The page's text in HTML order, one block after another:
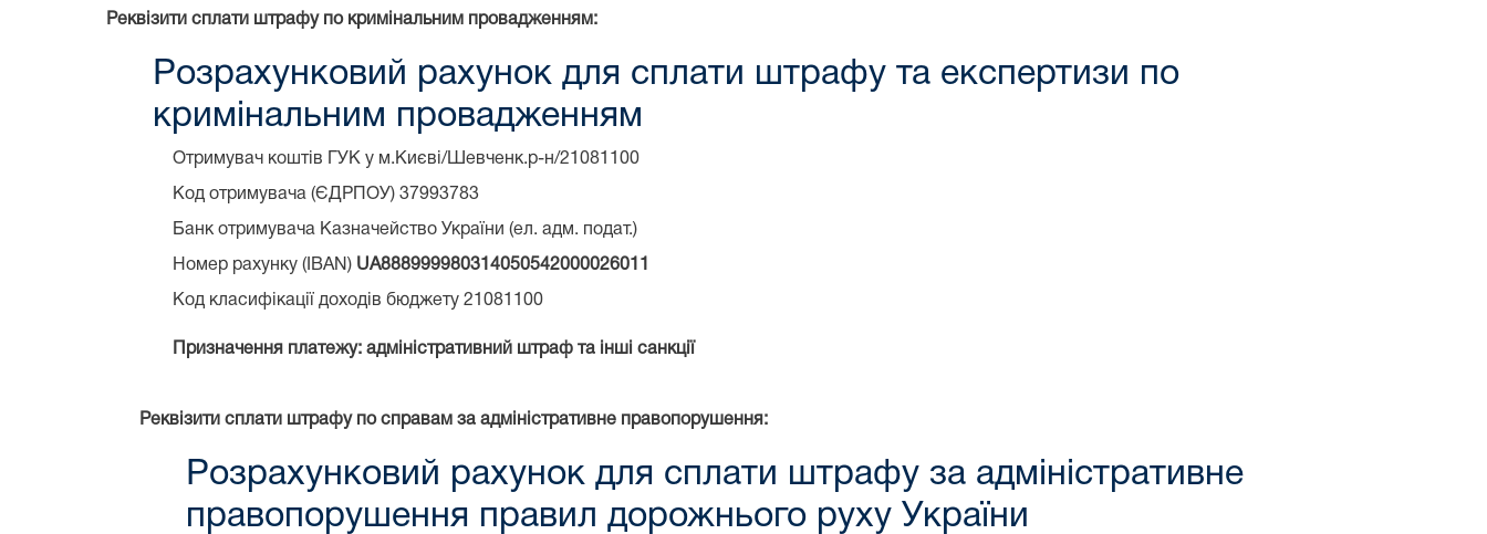
Реквізити сплати штрафу по кримінальним провадженням:
Розрахунковий рахунок для сплати штрафу та експертизи по
кримінальним провадженням
Отримувач коштів ГУК у м.Києві/Шевченк.р-н/21081100
Код отримувача (ЄДРПОУ) 37993783
Банк отримувача Казначейство України (ел. адм. подат.)
Номер рахунку (IBAN) UA888999980314050542000026011
Код класифікації доходів бюджету 21081100
Призначення платежу: адміністративний штраф та інші санкції
Реквізити сплати штрафу по справам за адміністративне правопорушення:
Розрахунковий рахунок для сплати штрафу за адміністративне
правопорушення правил дорожнього руху України